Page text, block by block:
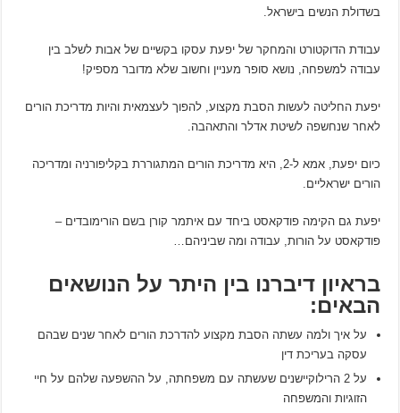
בשדולת הנשים בישראל.
עבודת הדוקטורט והמחקר של יפעת עסקו בקשיים של אבות לשלב בין
עבודה למשפחה, נושא סופר מעניין וחשוב שלא מדובר מספיק!
יפעת החליטה לעשות הסבת מקצוע, להפוך לעצמאית והיות מדריכת הורים
לאחר שנחשפה לשיטת אדלר והתאהבה.
כיום יפעת, אמא ל-2, היא מדריכת הורים המתגוררת בקליפורניה ומדריכה
הורים ישראליים.
יפעת גם הקימה פודקאסט ביחד עם איתמר קורן בשם הורימובדים –
פודקאסט על הורות, עבודה ומה שביניהם…
בראיון דיברנו בין היתר על הנושאים
הבאים:
על איך ולמה עשתה הסבת מקצוע להדרכת הורים לאחר שנים שבהם
עסקה בעריכת דין
על 2 הרילוקיישנים שעשתה עם משפחתה, על ההשפעה שלהם על חיי
הזוגיות והמשפחה